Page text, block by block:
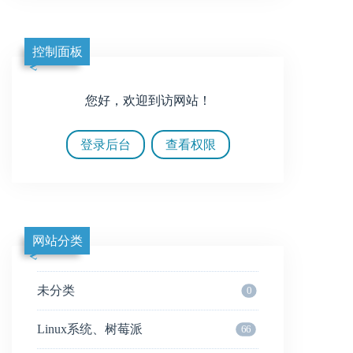
控制面板
您好，欢迎到访网站！
登录后台 查看权限
网站分类
未分类 0
Linux系统、树莓派 66